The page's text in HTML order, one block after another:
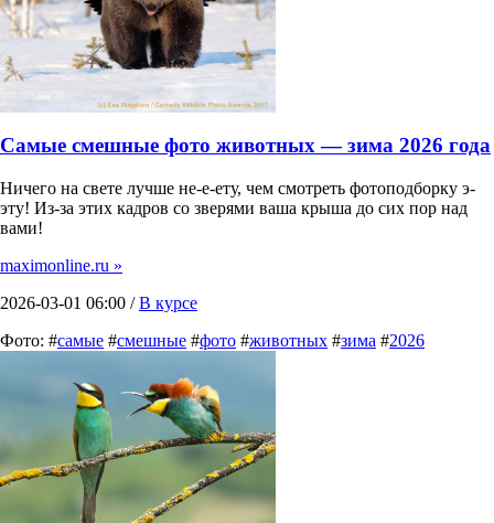
Самые смешные фото животных — зима 2026 года
Ничего на свете лучше не-е-ету, чем смотреть фотоподборку э-
эту! Из-за этих кадров со зверями ваша крыша до сих пор над
вами!
maximonline.ru »
2026-03-01 06:00 /В курсе
Фото: #самые #смешные #фото #животных #зима #2026